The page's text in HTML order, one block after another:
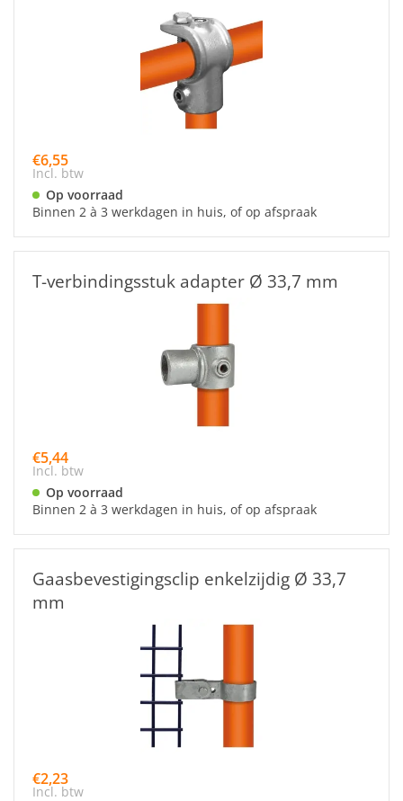
€6,55
Incl. btw
Op voorraad
Binnen 2 à 3 werkdagen in huis, of op afspraak
T-verbindingsstuk adapter Ø 33,7 mm
€5,44
Incl. btw
Op voorraad
Binnen 2 à 3 werkdagen in huis, of op afspraak
Gaasbevestigingsclip enkelzijdig Ø 33,7
mm
€2,23
Incl. btw